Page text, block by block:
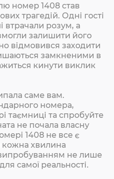
номер 1408 став
трагедій. Одні гості
втрачали розум, а
залишити його
відмовився заходити
замкненими в
кинути виклик
саме вам.
номера,
таємниці та спробуйте
не почала власну
1408 не все є
кожна хвилина
не лише
самої реальності.